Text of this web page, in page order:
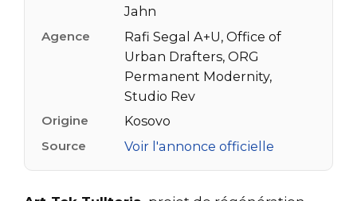
Jahn
Agence
Rafi Segal A+U, Office of
Urban Drafters, ORG
Permanent Modernity,
Studio Rev
Origine Kosovo
Source Voir l'annonce officielle